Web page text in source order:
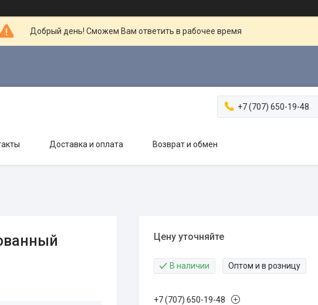
Добрый день! Сможем Вам ответить в рабочее время
+7 (707) 650-19-48
Доставка и оплата Возврат и обмен
Цену уточняйте
В наличии Оптом и в розницу
+7 (707) 650-19-48